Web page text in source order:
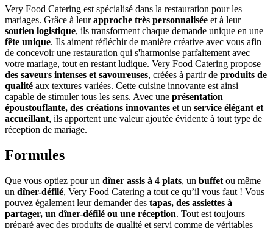
Very Food Catering est spécialisé dans la restauration pour les
mariages. Grâce à leurapproche très personnalisée et à leur
soutien logistique, ils transforment chaque demande unique en une
fête unique. Ils aiment réfléchir de manière créative avec vous afin
de concevoir une restauration qui s'harmonise parfaitement avec
votre mariage, tout en restant ludique. Very Food Catering propose
des saveurs intenses et savoureuses, créées à partir de produits de
qualité aux textures variées. Cette cuisine innovante est ainsi
capable de stimuler tous les sens. Avec une présentation
époustouflante, des créations innovantes et un service élégant et
accueillant, ils apportent une valeur ajoutée évidente à tout type de
réception de mariage.
Formules
Que vous optiez pour un dîner assis à 4 plats, un buffet ou même
un dîner-défilé, Very Food Catering a tout ce qu’il vous faut ! Vous
pouvez également leur demander des tapas, des assiettes à
partager, un dîner-défilé ou une réception. Tout est toujours
préparé avec des produits de qualité et servi comme de véritables